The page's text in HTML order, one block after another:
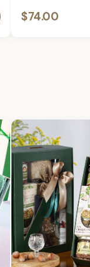
$74.00